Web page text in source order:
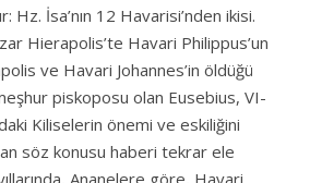
Hz. İsa’nın 12 Havarisi’nden ikisi.
Hierapolis’te Havari Philippus’un
ve Havari Johannes’in öldüğü
piskoposu olan Eusebius, VI-
Kiliselerin önemi ve eskiliğini
söz konusu haberi tekrar ele
yıllarında, Ananelere göre, Havari